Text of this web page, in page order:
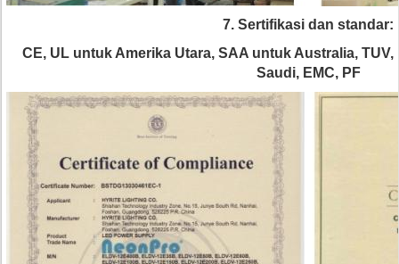
7. Sertifikasi dan standar:
CE, UL untuk Amerika Utara, SAA untuk Australia, TUV,
Saudi, EMC, PF